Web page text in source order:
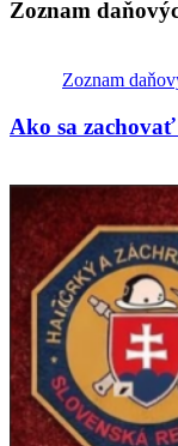
Zoznam
Zoznam
Ako sa